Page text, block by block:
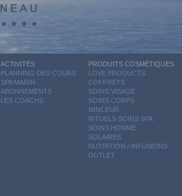
ACTIVITÉS
PLANNING DES COURS
SPA MARIN
ABONNEMENTS
LES COACHS
PRODUITS COSMÉTIQUES
LOVE PRODUCTS
COFFRETS
SOINS VISAGE
SOINS CORPS
MINCEUR
RITUELS SOINS SPA
SOINS HOMME
SOLAIRES
NUTRITION / INFUSIONS
OUTLET